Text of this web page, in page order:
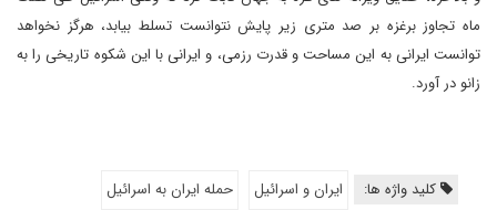
ماه تجاوز برغزه بر صد متری زیر پایش نتوانست تسلط بیابد، هرگز نخواهد
توانست ایرانی به این مساحت و قدرت رزمی، و ایرانی با این شکوه تاریخی را به
زانو در آورد.
کلید واژه ها: ایران و اسرائیل
حمله ایران به اسرائیل